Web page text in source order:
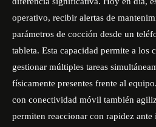
operativo, recibir alertas de
parámetros de cocción desde un
tableta. Esta capacidad permite a los
gestionar múltiples tareas
físicamente presentes frente al
con conectividad móvil también
permiten reaccionar con rapidez